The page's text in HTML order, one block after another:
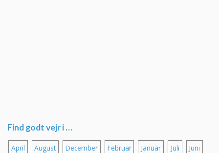
Find godt vejr i …
April August December Februar Januar Juli
Juni